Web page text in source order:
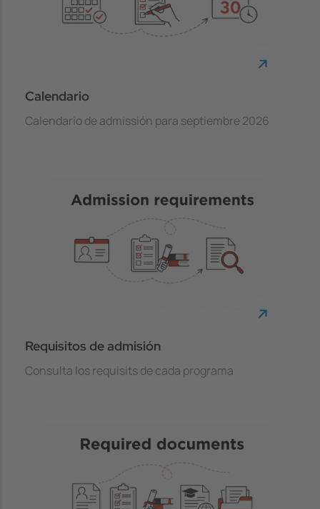
Calendario
Calendario de admissión para septiembre 2026
Requisitos de admisión
Consulta los requisits de cada programa